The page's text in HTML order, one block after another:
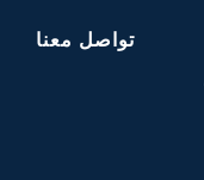
تواصل معنا